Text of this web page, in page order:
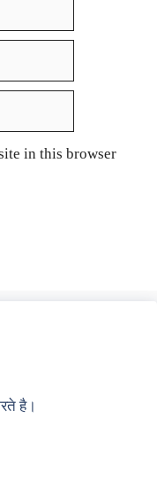
in this browser
है।